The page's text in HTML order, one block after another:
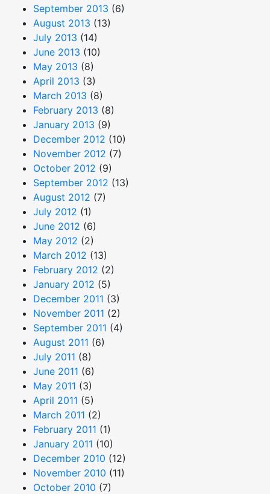
September 2013 (6)
August 2013 (13)
July 2013 (14)
June 2013 (10)
May 2013 (8)
April 2013 (3)
March 2013 (8)
February 2013 (8)
January 2013 (9)
December 2012 (10)
November 2012 (7)
October 2012 (9)
September 2012 (13)
August 2012 (7)
July 2012 (1)
June 2012 (6)
May 2012 (2)
March 2012 (13)
February 2012 (2)
January 2012 (5)
December 2011 (3)
November 2011 (2)
September 2011 (4)
August 2011 (6)
July 2011 (8)
June 2011 (6)
May 2011 (3)
April 2011 (5)
March 2011 (2)
February 2011 (1)
January 2011 (10)
December 2010 (12)
November 2010 (11)
October 2010 (7)